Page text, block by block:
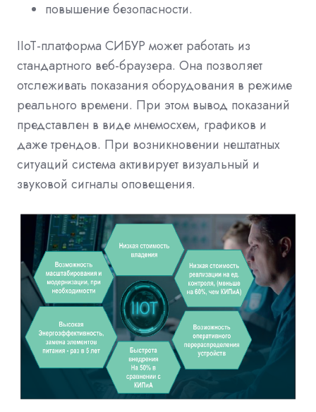
повышение безопасности.
IIoT-платформа СИБУР может работать из
стандартного веб-браузера. Она позволяет
отслеживать показания оборудования в режиме
реального времени. При этом вывод показаний
представлен в виде мнемосхем, графиков и
даже трендов. При возникновении нештатных
ситуаций система активирует визуальный и
звуковой сигналы оповещения.